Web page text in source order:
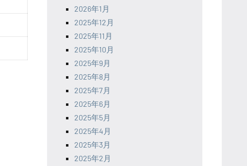
2026年1月
2025年12月
2025年11月
2025年10月
2025年9月
2025年8月
2025年7月
2025年6月
2025年5月
2025年4月
2025年3月
2025年2月